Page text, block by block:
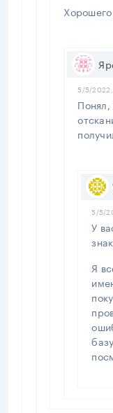
5/5/
Понял,
5/5/
У
Я